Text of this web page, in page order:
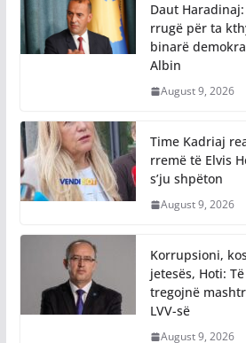
Daut
rrugë për ta
binarë
Albin
August 9, 2026
Time Kadriaj
rremë të Elvis
s’ju shpëton
August 9, 2026
Korrupsioni,
jetesës, Hoti:
tregojnë
LVV-së
August 9, 2026